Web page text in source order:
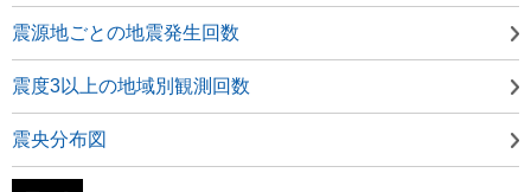
震源地ごとの地震発生回数
震度3以上の地域別観測回数
震央分布図